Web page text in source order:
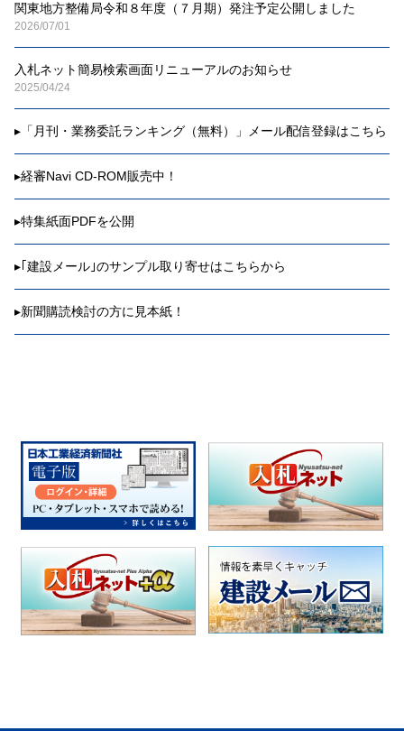
関東地方整備局令和８年度（７月期）発注予定公開しました
2026/07/01
入札ネット簡易検索画面リニューアルのお知らせ
2025/04/24
▸ 「月刊・業務委託ランキング（無料）」メール配信登録はこちら
▸経審Navi CD-ROM販売中！
▸特集紙面PDFを公開
▸｢建設メール｣のサンプル取り寄せはこちらから
▸新聞購読検討の方に見本紙！